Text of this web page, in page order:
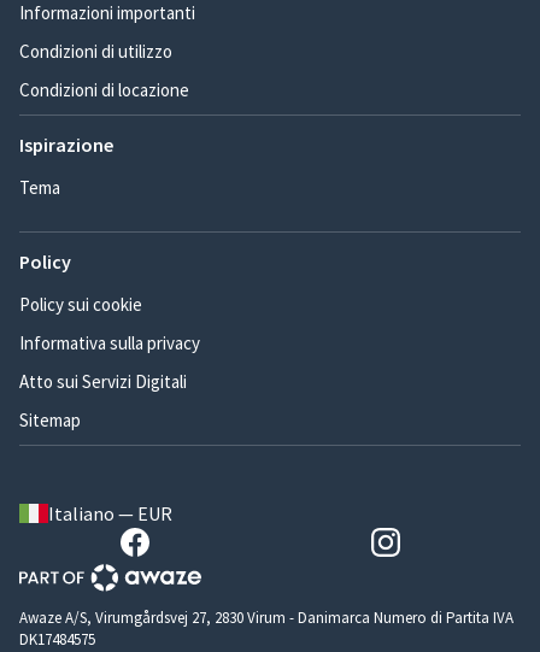
Informazioni importanti
Condizioni di utilizzo
Condizioni di locazione
Ispirazione
Tema
Policy
Policy sui cookie
Informativa sulla privacy
Atto sui Servizi Digitali
Sitemap
Italiano — EUR
Awaze A/S, Virumgårdsvej 27, 2830 Virum - Danimarca Numero di Partita IVA
DK17484575